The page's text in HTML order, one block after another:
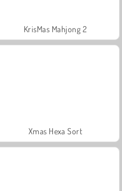
KrisMas Mahjong 2
Xmas Hexa Sort